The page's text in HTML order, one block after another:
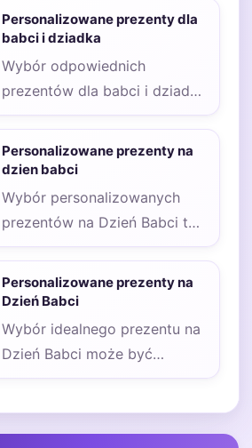
chcemy, aby był on…
Personalizowane prezenty dla
babci i dziadka
Wybór odpowiednich
prezentów dla babci i dziadka
może być wyzwaniem,
szczególnie gdy chcemy, aby
były…
Personalizowane prezenty na
dzien babci
Wybór personalizowanych
prezentów na Dzień Babci to
zadanie, które może sprawić
wiele radości zarówno
osobie…
Personalizowane prezenty na
Dzień Babci
Wybór idealnego prezentu na
Dzień Babci może być
wyzwaniem, szczególnie gdy